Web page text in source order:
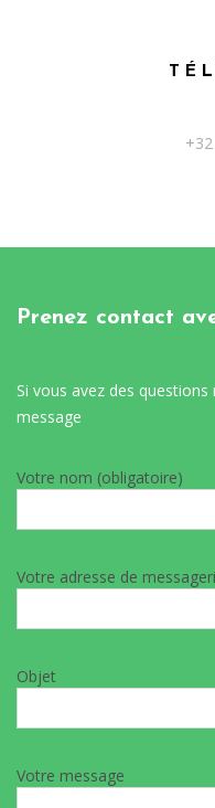
Prenez contact
Si vous avez des
message
Votre nom (obligatoire)
Votre adresse de
Objet
Votre message